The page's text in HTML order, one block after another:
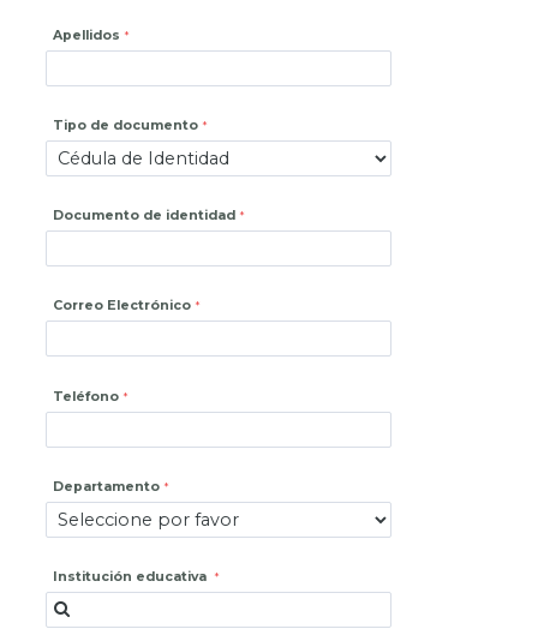
Apellidos
Tipo de documento
Documento de identidad
Correo Electrónico
Teléfono
Departamento
Institución educativa